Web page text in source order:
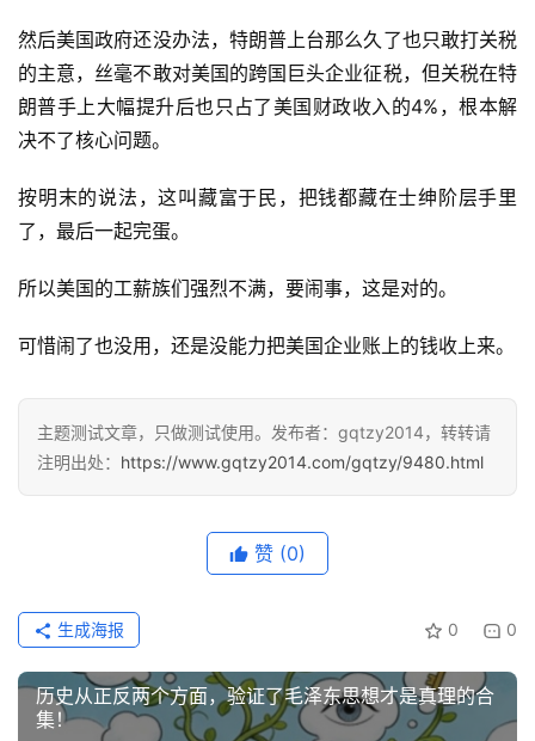
然后美国政府还没办法，特朗普上台那么久了也只敢打关税
的主意，丝毫不敢对美国的跨国巨头企业征税，但关税在特
朗普手上大幅提升后也只占了美国财政收入的4%，根本解
决不了核心问题。
按明末的说法，这叫藏富于民，把钱都藏在士绅阶层手里
了，最后一起完蛋。
所以美国的工薪族们强烈不满，要闹事，这是对的。
可惜闹了也没用，还是没能力把美国企业账上的钱收上来。
主题测试文章，只做测试使用。发布者：gqtzy2014，转转请
注明出处： https://www.gqtzy2014.com/gqtzy/9480.html
赞 (0)
0 0
生成海报
历史从正反两个方面，验证了毛泽东思想才是真理的合
集！